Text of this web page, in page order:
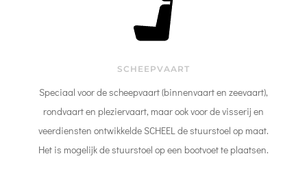
SCHEEPVAART
Speciaal voor de scheepvaart (binnenvaart en zeevaart),
rondvaart en pleziervaart, maar ook voor de visserij en
veerdiensten ontwikkelde SCHEEL de stuurstoel op maat.
Het is mogelijk de stuurstoel op een bootvoet te plaatsen.